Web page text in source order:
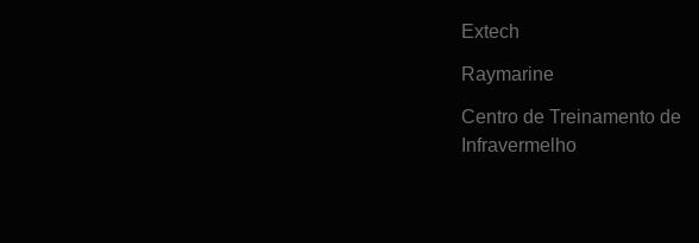
Extech
Raymarine
Centro de Treinamento de
Infravermelho